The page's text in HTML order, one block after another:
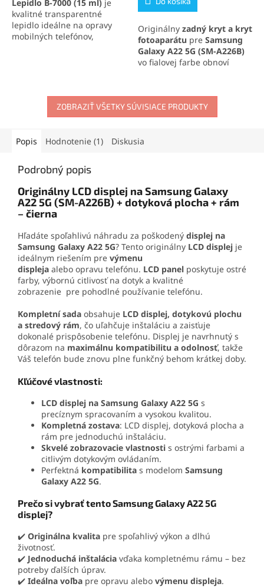
hviezdičiek.
Lepidlo B-7000 (15 ml) je
kvalitné transparentné
lepidlo ideálne na opravy
mobilných telefónov,
aplikačnej špičke sa
hviezdičiek.
Originálny zadný kryt a kryt
fotoaparátu pre Samsung
Galaxy A22 5G (SM-A226B)
vo fialovej farbe obnoví
kryt batérie aj ochranné
sklíčko kamery pre
kompletnú výmenu. Ideálne
nový svieži dizajn
ZOBRAZIŤ VŠETKY SÚVISIACE PRODUKTY
Popis Hodnotenie (1) Diskusia
Podrobný popis
Originálny LCD displej na Samsung Galaxy
A22 5G (SM-A226B) + dotyková plocha + rám
– čierna
Hľadáte spoľahlivú náhradu za poškodený displej na
Samsung Galaxy A22 5G? Tento originálny LCD displej je
ideálnym riešením pre výmenu
displeja alebo opravu telefónu. LCD panel poskytuje ostré
farby, výbornú citlivosť na dotyk a kvalitné
zobrazenie pre pohodlné používanie telefónu.
Kompletní sada obsahuje LCD displej, dotykovú plochu
a stredový rám, čo uľahčuje inštaláciu a zaisťuje
dokonalé prispôsobenie telefónu. Displej je navrhnutý s
dôrazom na maximálnu kompatibilitu a odolnosť, takže
Váš telefón bude znovu plne funkčný behom krátkej doby.
Kľúčové vlastnosti:
LCD displej na Samsung Galaxy A22 5G s
precíznym spracovaním a vysokou kvalitou.
Kompletná zostava: LCD displej, dotyková plocha a
rám pre jednoduchú inštaláciu.
Skvelé zobrazovacie vlastnosti s ostrými farbami a
citlivým dotykovým ovládaním.
Perfektná kompatibilita s modelom Samsung
Galaxy A22 5G.
Prečo si vybrať tento Samsung Galaxy A22 5G
displej?
✔️ Originálna kvalita pre spoľahlivý výkon a dlhú
životnosť.
✔️ Jednoduchá inštalácia vďaka kompletnému rámu – bez
potreby ďalších úprav.
✔️ Ideálna voľba pre opravu alebo výmenu displeja.